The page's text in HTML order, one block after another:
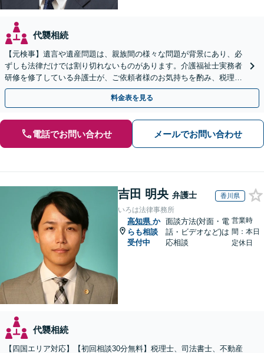
代襲相続
【元検事】遺言や遺産問題は、親族間の様々な問題が背景にあり、必
ずしも法律だけでは割り切れないものがあります。介護福祉士実務者
研修を修了している弁護士が、ご依頼者様のお気持ちを酌み、税理士
など他士業とも密接に連携しながら丁寧に対応いたします。
料金表を見る
電話でお問い合わせ メールでお問い合わせ
吉田 明央 弁護士 香川県
いろは法律事務所
高知県 か
らも相談
受付中
面談方法(対面・電
話・ビデオなど)は
応相談
営業時
間：本日
定休日
代襲相続
【四国エリア対応】【初回相談30分無料】税理士、司法書士、不動産